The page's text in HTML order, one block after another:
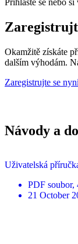
Přihlaste se nebo
Okamžitě získáte
dalším výhodám.
Zaregistrujte se
Návody a
Uživatelská
PDF soubor,
21 October